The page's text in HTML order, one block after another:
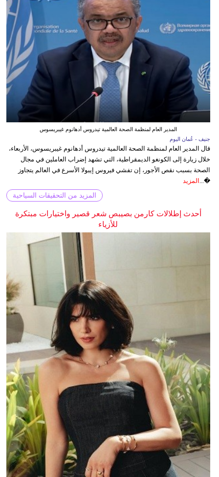
المدير العام لمنظمة الصحة العالمية تيدروس أدهانوم غيبريسوس
جنيف - عُمان اليوم
قال المدير العام لمنظمة الصحة العالمية تيدروس أدهانوم غيبريسوس، الأربعاء،
خلال زيارة إلى الكونغو الديمقراطية، التي تشهد إضراب العاملين في مجال
الصحة بسبب نقص الأجور، إن تفشي فيروس إيبولا الأسرع في العالم يتجاوز
�... المزيد
المزيد من التحقيقات السياحية
أحدث إطلالات كارمن بصيبص شعر قصير واختيارات مبتكرة
للأزياء